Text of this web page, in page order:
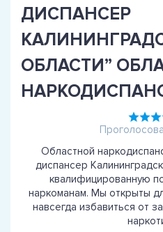
ДИСПАНСЕР
ОБЛАСТИ”
Областной
диспансер
квалифицированную
наркоманам. Мы открыты
навсегда избавиться от